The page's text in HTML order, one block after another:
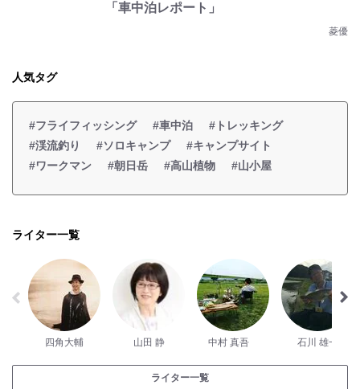
「車中泊レポート」
菱優
人気タグ
#フライフィッシング #車中泊
#トレッキング
#渓流釣り
#ソロキャンプ
#キャンプサイト
#ワークマン
#朝日岳 #高山植物 #山小屋
ライター一覧
四角大輔 山田 静 中村 真吾 石川 雄一
ライター一覧